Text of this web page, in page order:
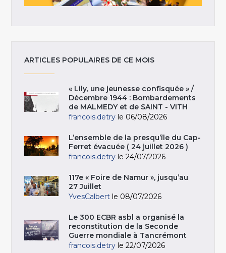
ARTICLES POPULAIRES DE CE MOIS
« Lily, une jeunesse confisquée » /
Décembre 1944 : Bombardements
de MALMEDY et de SAINT - VITH
francois.detry le 06/08/2026
L’ensemble de la presqu’île du Cap-
Ferret évacuée ( 24 juillet 2026 )
francois.detry le 24/07/2026
117e « Foire de Namur », jusqu’au
27 Juillet
YvesCalbert le 08/07/2026
Le 300 ECBR asbl a organisé la
reconstitution de la Seconde
Guerre mondiale à Tancrémont
francois.detry le 22/07/2026